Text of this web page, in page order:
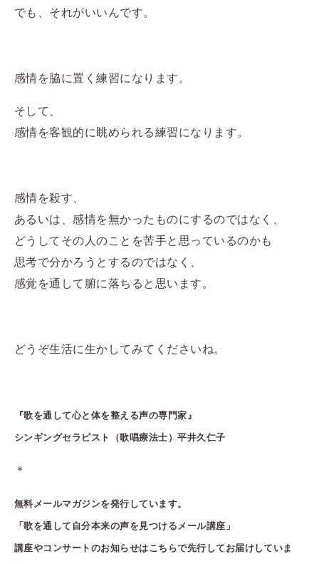
でも、それがいいんです。
感情を脇に置く練習になります。
そして、
感情を客観的に眺められる練習になります。
感情を殺す、
あるいは、感情を無かったものにするのではなく、
どうしてその人のことを苦手と思っているのかも
思考で分かろうとするのではなく、
感覚を通して腑に落ちると思います。
どうぞ生活に生かしてみてくださいね。
『歌を通して心と体を整える声の専門家』
シンギングセラピスト（歌唱療法士）平井久仁子
＊
無料メールマガジンを発行しています。
「歌を通して自分本来の声を見つけるメール講座」
講座やコンサートのお知らせはこちらで先行してお届けしていま